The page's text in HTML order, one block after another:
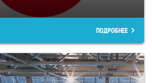
ПОДРОБНЕЕ